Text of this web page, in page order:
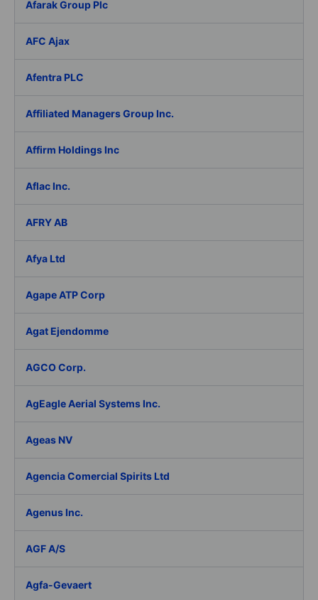
Afarak Group Plc
AFC Ajax
Afentra PLC
Affiliated Managers Group Inc.
Affirm Holdings Inc
Aflac Inc.
AFRY AB
Afya Ltd
Agape ATP Corp
Agat Ejendomme
AGCO Corp.
AgEagle Aerial Systems Inc.
Ageas NV
Agencia Comercial Spirits Ltd
Agenus Inc.
AGF A/S
Agfa-Gevaert